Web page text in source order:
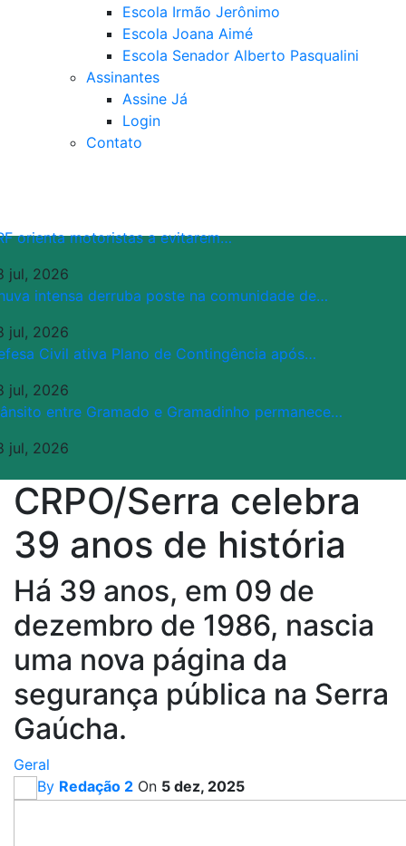
Escola Irmão Jerônimo
Escola Joana Aimé
Escola Senador Alberto Pasqualini
Assinantes
Assine Já
Login
Contato
orienta motoristas a evitarem…
jul, 2026
intensa derruba poste na comunidade de…
jul, 2026
Civil ativa Plano de Contingência após…
jul, 2026
entre Gramado e Gramadinho permanece…
jul, 2026
CRPO/Serra celebra
39 anos de história
Há 39 anos, em 09 de
dezembro de 1986, nascia
uma nova página da
segurança pública na Serra
Gaúcha.
Geral
By Redação 2 On 5 dez, 2025